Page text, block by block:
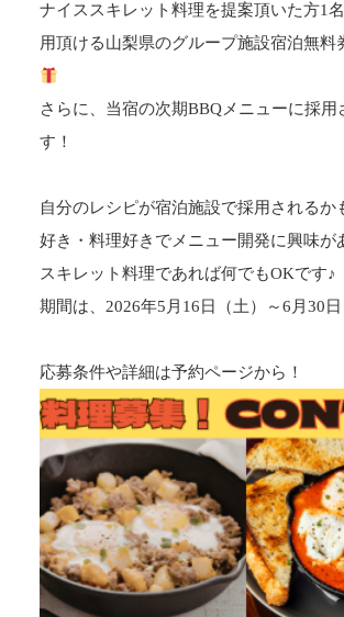
ナイススキレット料理を提案頂いた方1
用頂ける山梨県のグループ施設宿泊無料
さらに、当宿の次期BBQメニューに採用
す！
自分のレシピが宿泊施設で採用されるか
好き・料理好きでメニュー開発に興味が
スキレット料理であれば何でもOKです♪
期間は、2026年5月16日（土）～6月30日
応募条件や詳細は予約ページから！